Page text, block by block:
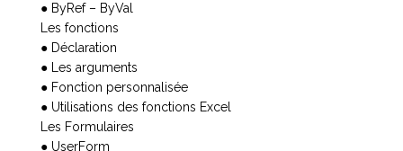
● ByRef – ByVal
Les fonctions
● Déclaration
● Les arguments
● Fonction personnalisée
● Utilisations des fonctions Excel
Les Formulaires
● UserForm